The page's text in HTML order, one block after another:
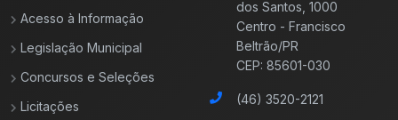
Acesso à Informação
Legislação Municipal
Concursos e Seleções
Licitações
dos Santos, 1000
Centro - Francisco
Beltrão/PR
CEP: 85601-030
(46) 3520-2121